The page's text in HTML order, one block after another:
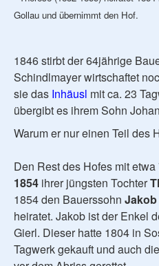
Gollau und übernimmt den Hof.
1846 stirbt der 64jährige
Schindlmayer wirtschaftet
sie das Inhäusl mit ca. 23
übergibt es ihrem Sohn
Warum er nur einen Teil des
Den Rest des Hofes mit
1854 ihrer jüngsten Tochter
1854 den Bauerssohn Jakob
heiratet. Jakob ist der Enkel
Gierl. Dieser hatte 1804 in
Tagwerk gekauft und auch